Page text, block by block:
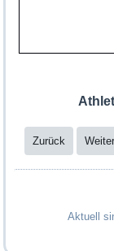
Zurück Weiter
Aktuell